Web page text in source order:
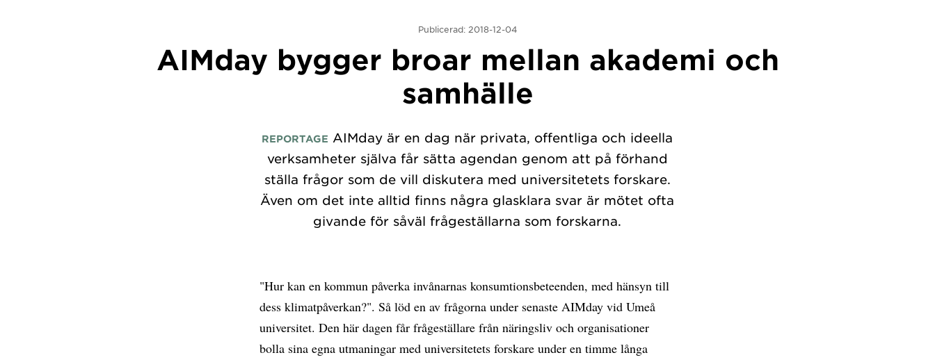
Publicerad: 2018-12-04
AIMday bygger broar mellan akademi och
samhälle
REPORTAGE AIMday är en dag när privata, offentliga och ideella
verksamheter själva får sätta agendan genom att på förhand
ställa frågor som de vill diskutera med universitetets forskare.
Även om det inte alltid finns några glasklara svar är mötet ofta
givande för såväl frågeställarna som forskarna.
"Hur kan en kommun påverka invånarnas konsumtionsbeteenden, med hänsyn till
dess klimatpåverkan?". Så löd en av frågorna under senaste AIMday vid Umeå
universitet. Den här dagen får frågeställare från näringsliv och organisationer
bolla sina egna utmaningar med universitetets forskare under en timme långa